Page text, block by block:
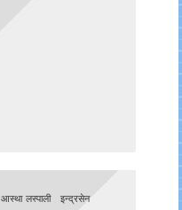
आस्था लस्पाली इन्द्रसेन